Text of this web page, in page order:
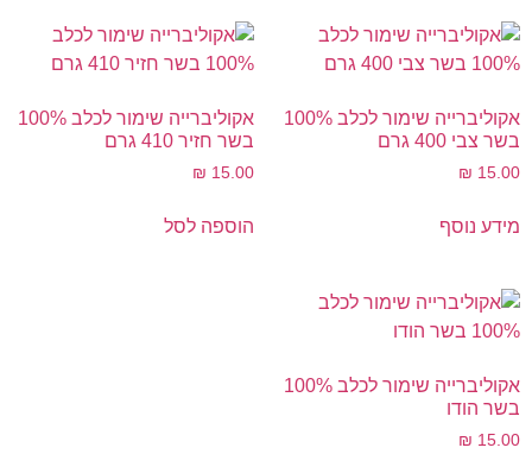
אקוליברייה שימור לכלב 100%
בשר צבי 400 גרם
₪ 15.00
מידע נוסף
אקוליברייה שימור לכלב 100%
בשר חזיר 410 גרם
₪ 15.00
הוספה לסל
אקוליברייה שימור לכלב 100%
בשר הודו
₪ 15.00